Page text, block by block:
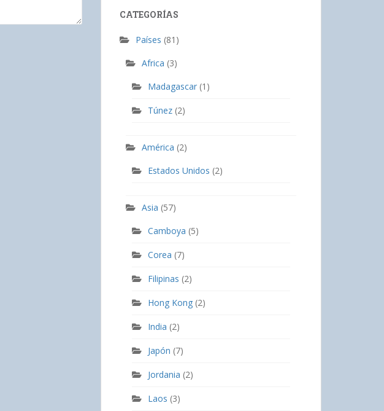
CATEGORÍAS
Países (81)
Africa (3)
Madagascar (1)
Túnez (2)
América (2)
Estados Unidos (2)
Asia (57)
Camboya (5)
Corea (7)
Filipinas (2)
Hong Kong (2)
India (2)
Japón (7)
Jordania (2)
Laos (3)